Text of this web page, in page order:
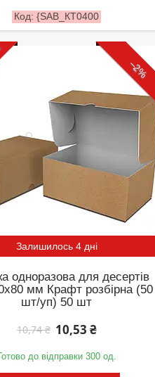
{SAB_КТ0400
–2%
Залишилось 4 дні
одноразова для десертів
мм Крафт розбірна (50
шт/уп) 50 шт
10,74 ₴ 10,53 ₴
до відправки 300 од.